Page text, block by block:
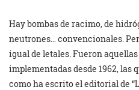
Hay bombas de racimo, de
neutrones… convencionales.
igual de letales. Fueron
implementadas desde 1962, las
como ha escrito el editorial de